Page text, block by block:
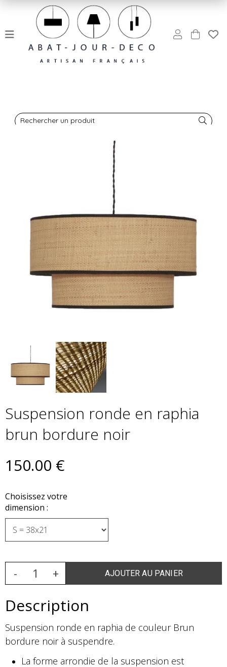
Rechercher un produit
Suspension ronde en raphia
brun bordure noir
150.00 €
Choisissez votre
dimension :
Description
Suspension ronde en raphia de couleur Brun
bordure noir à suspendre.
La forme arrondie de la suspension est